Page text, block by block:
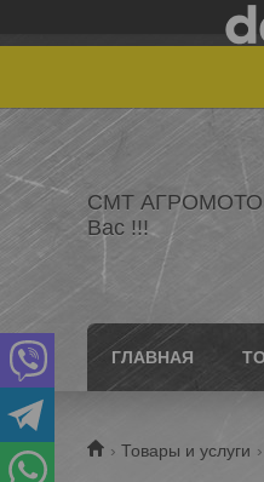
СМТ
Вас !!!
ГЛАВНАЯ
Товары и услуги